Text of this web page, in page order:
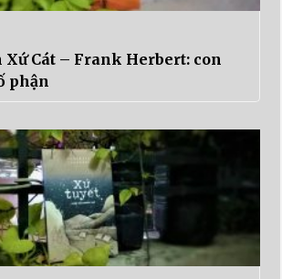
Xứ Cát – Frank Herbert: con
phận